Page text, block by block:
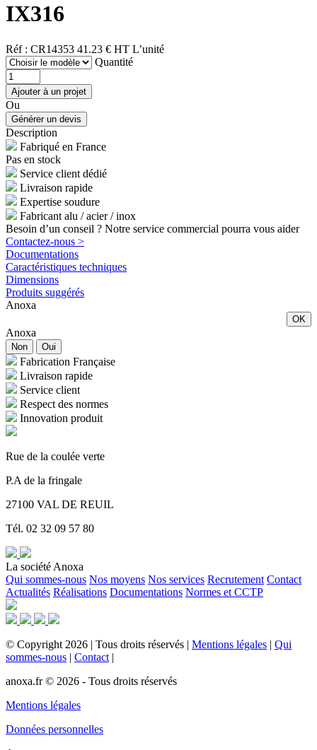
IX316
Réf : CR14353 41.23 € HT L’unité
Quantité
Ou
Description
Fabriqué en France
Pas en stock
Service client dédié
Livraison rapide
Expertise soudure
Fabricant alu / acier / inox
Besoin d’un conseil ? Notre service commercial pourra vous aider
Contactez-nous >
Documentations
Caractéristiques techniques
Dimensions
Produits suggérés
Anoxa
OK
Anoxa
Non Oui
Fabrication Française
Livraison rapide
Service client
Respect des normes
Innovation produit
Rue de la coulée verte
P.A de la fringale
27100 VAL DE REUIL
Tél. 02 32 09 57 80
La société Anoxa
Qui sommes-nous Nos moyens Nos services Recrutement Contact
Actualités Réalisations Documentations Normes et CCTP
© Copyright 2026 | Tous droits réservés | Mentions légales | Qui
sommes-nous | Contact |
anoxa.fr © 2026 - Tous droits réservés
Mentions légales
Données personnelles